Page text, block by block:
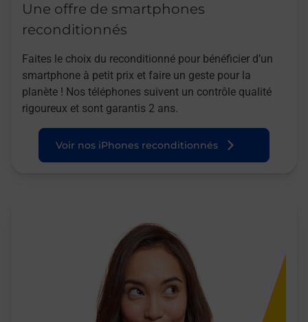
Une offre de smartphones
reconditionnés
Faites le choix du reconditionné pour bénéficier d’un
smartphone à petit prix et faire un geste pour la
planète ! Nos téléphones suivent un contrôle qualité
rigoureux et sont garantis 2 ans.
Voir nos iPhones reconditionnés